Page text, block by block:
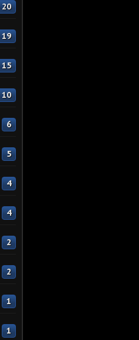
20
19
15
10
6
5
4
4
2
2
1
1